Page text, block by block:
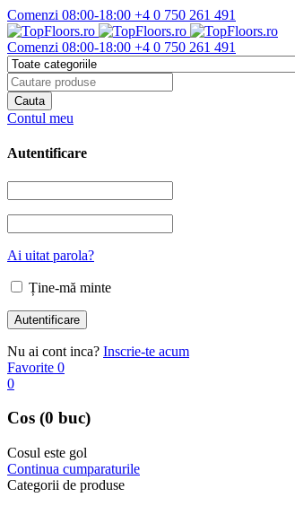
Comenzi 08:00-18:00 +4 0 750 261 491
Comenzi 08:00-18:00 +4 0 750 261 491
Contul meu
Autentificare
Ai uitat parola?
Ține-mă minte
Nu ai cont inca? Inscrie-te acum
Favorite 0
0
Cos (0 buc)
Cosul este gol
Continua cumparaturile
Categorii de produse